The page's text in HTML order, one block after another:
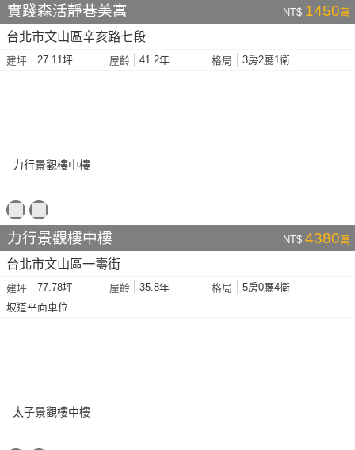
實踐森活靜巷美寓 NT$ 1450萬
台北市文山區辛亥路七段
建坪 27.11坪 屋齡 41.2年 格局 3房2廳1衛
力行景觀樓中樓 NT$ 4380萬
台北市文山區一壽街
建坪 77.78坪 屋齡 35.8年 格局
5房0廳4衛
坡道平面車位